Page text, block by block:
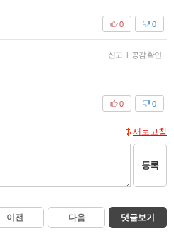
0
0
신고 | 공감 확인
0
0
새로고침
등록
이전 다음 댓글보기